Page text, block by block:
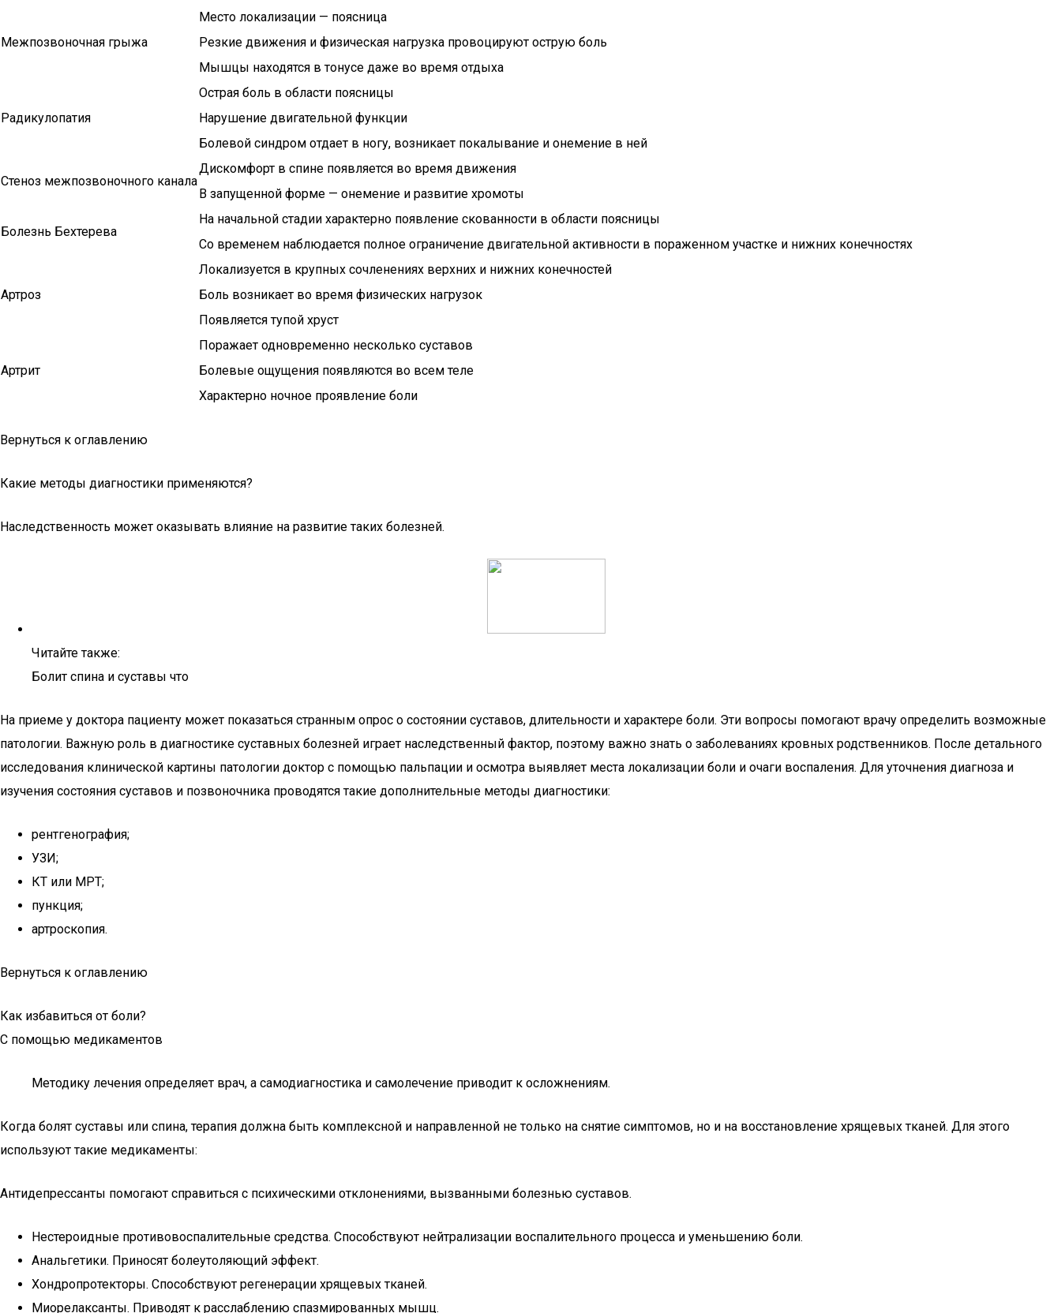
Межпозвоночная грыжа
Место локализации — поясница
Резкие движения и физическая нагрузка провоцируют острую боль
Мышцы находятся в тонусе даже во время отдыха
Радикулопатия
Острая боль в области поясницы
Нарушение двигательной функции
Болевой синдром отдает в ногу, возникает покалывание и онемение в ней
Стеноз межпозвоночного канала
Дискомфорт в спине появляется во время движения
В запущенной форме — онемение и развитие хромоты
Болезнь Бехтерева
На начальной стадии характерно появление скованности в области поясницы
Со временем наблюдается полное ограничение двигательной активности в пораженном участке и нижних конечностях
Артроз
Локализуется в крупных сочленениях верхних и нижних конечностей
Боль возникает во время физических нагрузок
Появляется тупой хруст
Артрит
Поражает одновременно несколько суставов
Болевые ощущения появляются во всем теле
Характерно ночное проявление боли
Вернуться к оглавлению
Какие методы диагностики применяются?
Наследственность может оказывать влияние на развитие таких болезней.
Читайте также:
Болит спина и суставы что
На приеме у доктора пациенту может показаться странным опрос о состоянии суставов, длительности и характере боли. Эти вопросы помогают врачу определить возможные
патологии. Важную роль в диагностике суставных болезней играет наследственный фактор, поэтому важно знать о заболеваниях кровных родственников. После детального
исследования клинической картины патологии доктор с помощью пальпации и осмотра выявляет места локализации боли и очаги воспаления. Для уточнения диагноза и
изучения состояния суставов и позвоночника проводятся такие дополнительные методы диагностики:
рентгенография;
УЗИ;
КТ или МРТ;
пункция;
артроскопия.
Вернуться к оглавлению
Как избавиться от боли?
С помощью медикаментов
Методику лечения определяет врач, а самодиагностика и самолечение приводит к осложнениям.
Когда болят суставы или спина, терапия должна быть комплексной и направленной не только на снятие симптомов, но и на восстановление хрящевых тканей. Для этого
используют такие медикаменты:
Антидепрессанты помогают справиться с психическими отклонениями, вызванными болезнью суставов.
Нестероидные противовоспалительные средства. Способствуют нейтрализации воспалительного процесса и уменьшению боли.
Анальгетики. Приносят болеутоляющий эффект.
Хондропротекторы. Способствуют регенерации хрящевых тканей.
Миорелаксанты. Приводят к расслаблению спазмированных мышц.